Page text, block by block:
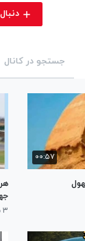
۰۰:۵۷
۳ ماه پیش